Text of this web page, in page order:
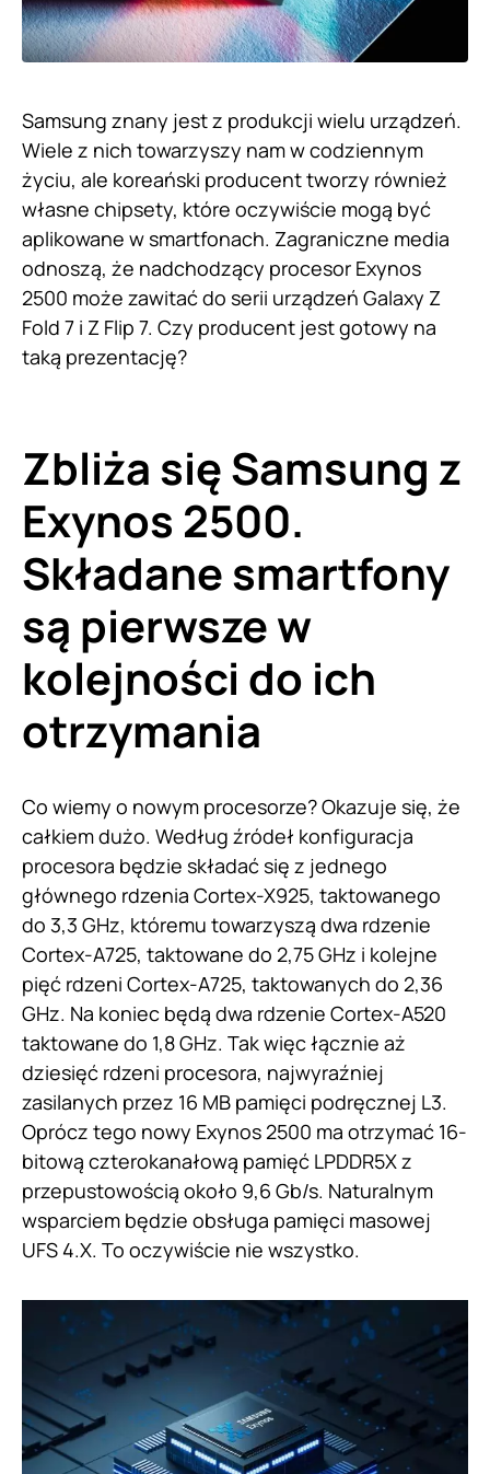
Samsung znany jest z produkcji wielu urządzeń.
Wiele z nich towarzyszy nam w codziennym
życiu, ale koreański producent tworzy również
własne chipsety, które oczywiście mogą być
aplikowane w smartfonach. Zagraniczne media
odnoszą, że nadchodzący procesor Exynos
2500 może zawitać do serii urządzeń Galaxy Z
Fold 7 i Z Flip 7. Czy producent jest gotowy na
taką prezentację?
Zbliża się Samsung z
Exynos 2500.
Składane smartfony
są pierwsze w
kolejności do ich
otrzymania
Co wiemy o nowym procesorze? Okazuje się, że
całkiem dużo. Według źródeł konfiguracja
procesora będzie składać się z jednego
głównego rdzenia Cortex-X925, taktowanego
do 3,3 GHz, któremu towarzyszą dwa rdzenie
Cortex-A725, taktowane do 2,75 GHz i kolejne
pięć rdzeni Cortex-A725, taktowanych do 2,36
GHz. Na koniec będą dwa rdzenie Cortex-A520
taktowane do 1,8 GHz. Tak więc łącznie aż
dziesięć rdzeni procesora, najwyraźniej
zasilanych przez 16 MB pamięci podręcznej L3.
Oprócz tego nowy Exynos 2500 ma otrzymać 16-
bitową czterokanałową pamięć LPDDR5X z
przepustowością około 9,6 Gb/s. Naturalnym
wsparciem będzie obsługa pamięci masowej
UFS 4.X. To oczywiście nie wszystko.